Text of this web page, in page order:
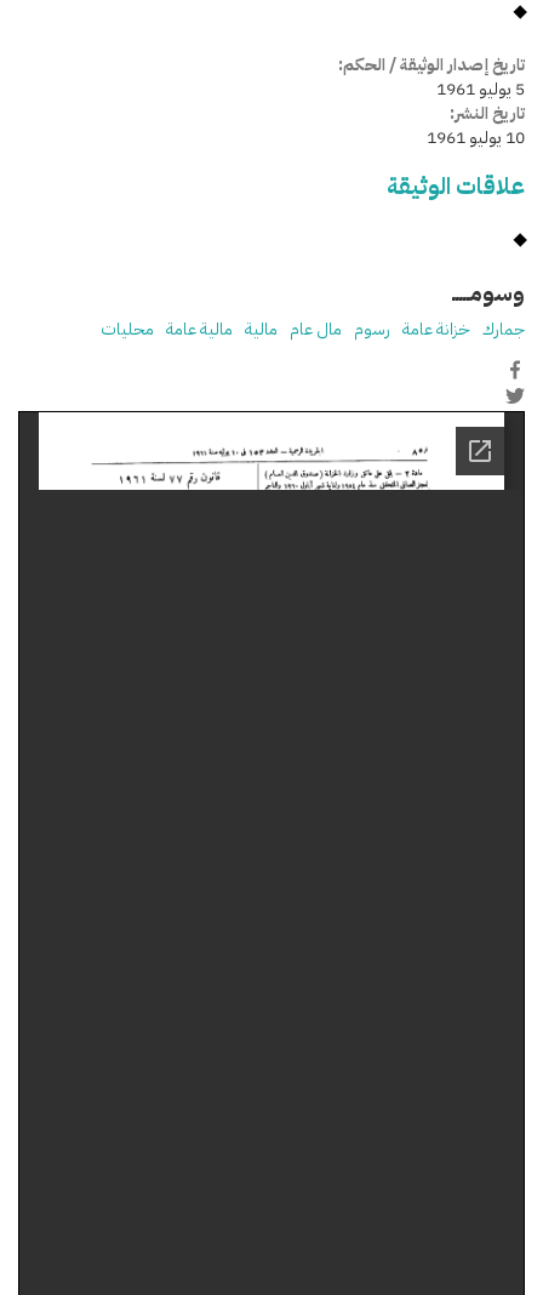
تاريخ إصدار الوثيقة / الحكم:
5 يوليو 1961
تاريخ النشر:
10 يوليو 1961
علاقات الوثيقة
وسومـــــ
جمارك خزانة عامة رسوم مال عام مالية مالية عامة محليات